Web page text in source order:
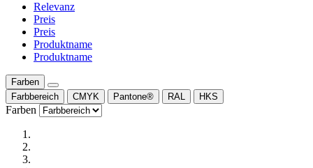
Relevanz
Preis
Preis
Produktname
Produktname
Farben
Farbbereich
CMYK Pantone® RAL HKS
Farben